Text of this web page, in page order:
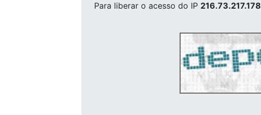
Para liberar o acesso do IP 216.73.217.178